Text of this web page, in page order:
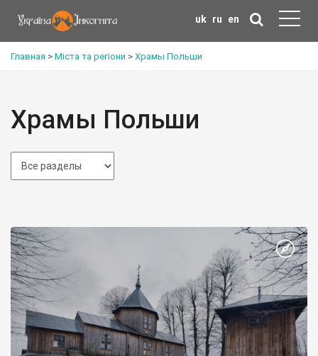
uk ru en
Главная > Міста та регіони > Храмы Польши
Храмы Польши